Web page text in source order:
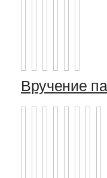
Вручение